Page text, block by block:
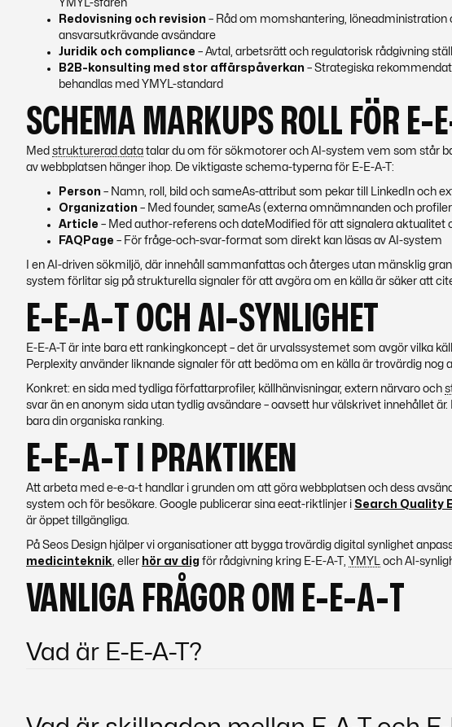
YMYL -sfären
Redovisning och revision – Råd om momshantering,
ansvarsutkrävande avsändare
Juridik och compliance – Avtal, arbetsrätt och regulatorisk rådgivning
B2B-konsulting med stor affärspåverkan – Strategiska
behandlas med YMYL -standard
SCHEMA MARKUPS ROLL FÖR E-
Med strukturerad data talar du om för sökmotorer och AI-system vem som står
av webbplatsen hänger ihop. De viktigaste schema-typerna för E-E-A-T:
Person – Namn, roll, bild och sameAs-attribut som pekar till LinkedIn och
Organization – Med founder, sameAs (externa omnämnanden och
Article – Med author-referens och dateModified för att signalera aktualitet
FAQPage – För fråge-och-svar-format som direkt kan läsas av AI-system
I en AI-driven sökmiljö, där innehåll sammanfattas och återges utan mänsklig
system förlitar sig på strukturella signaler för att avgöra om en källa är säker att
E-E-A-T OCH AI-SYNLIGHET
E-E-A-T är inte bara ett rankingkoncept – det är urvalssystemet som avgör vilka
Perplexity använder liknande signaler för att bedöma om en källa är trovärdig nog
Konkret: en sida med tydliga författarprofiler, källhänvisningar, extern närvaro och
svar än en anonym sida utan tydlig avsändare – oavsett hur välskrivet innehållet
bara din organiska ranking.
E-E-A-T I PRAKTIKEN
Att arbeta med e-e-a-t handlar i grunden om att göra webbplatsen och dess
system och för besökare. Google publicerar sina eeat-riktlinjer i Search Quality
är öppet tillgängliga.
På Seos Design hjälper vi organisationer att bygga trovärdig digital synlighet
medicinteknik , eller hör av dig för rådgivning kring E-E-A-T, YMYL och AI-
VANLIGA FRÅGOR OM E-E-A-T
Vad är E-E-A-T?
E-E-A-T (Experience, Expertise, Authoritativeness, Trustworthiness)
och kvaliteten hos webbinnehåll. Det avgör vilka sidor som rankas